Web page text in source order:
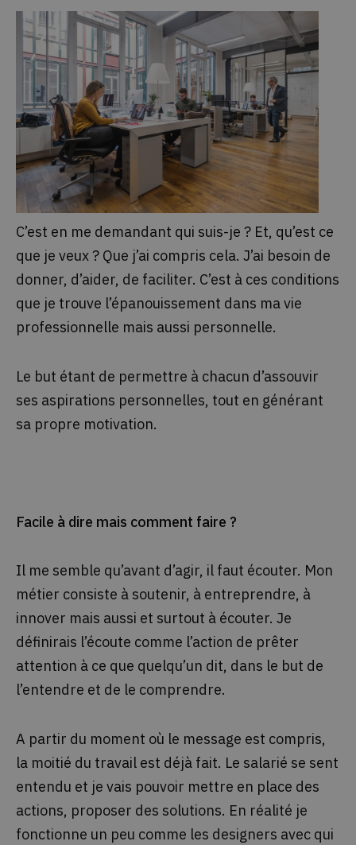
C’est en me demandant qui suis-je ? Et, qu’est ce
que je veux ? Que j’ai compris cela. J’ai besoin de
donner, d’aider, de faciliter. C’est à ces conditions
que je trouve l’épanouissement dans ma vie
professionnelle mais aussi personnelle.
Le but étant de permettre à chacun d’assouvir
ses aspirations personnelles, tout en générant
sa propre motivation.
Facile à dire mais comment faire ?
Il me semble qu’avant d’agir, il faut écouter. Mon
métier consiste à soutenir, à entreprendre, à
innover mais aussi et surtout à écouter. Je
définirais l’écoute comme l’action de prêter
attention à ce que quelqu’un dit, dans le but de
l’entendre et de le comprendre.
A partir du moment où le message est compris,
la moitié du travail est déjà fait. Le salarié se sent
entendu et je vais pouvoir mettre en place des
actions, proposer des solutions. En réalité je
fonctionne un peu comme les designers avec qui